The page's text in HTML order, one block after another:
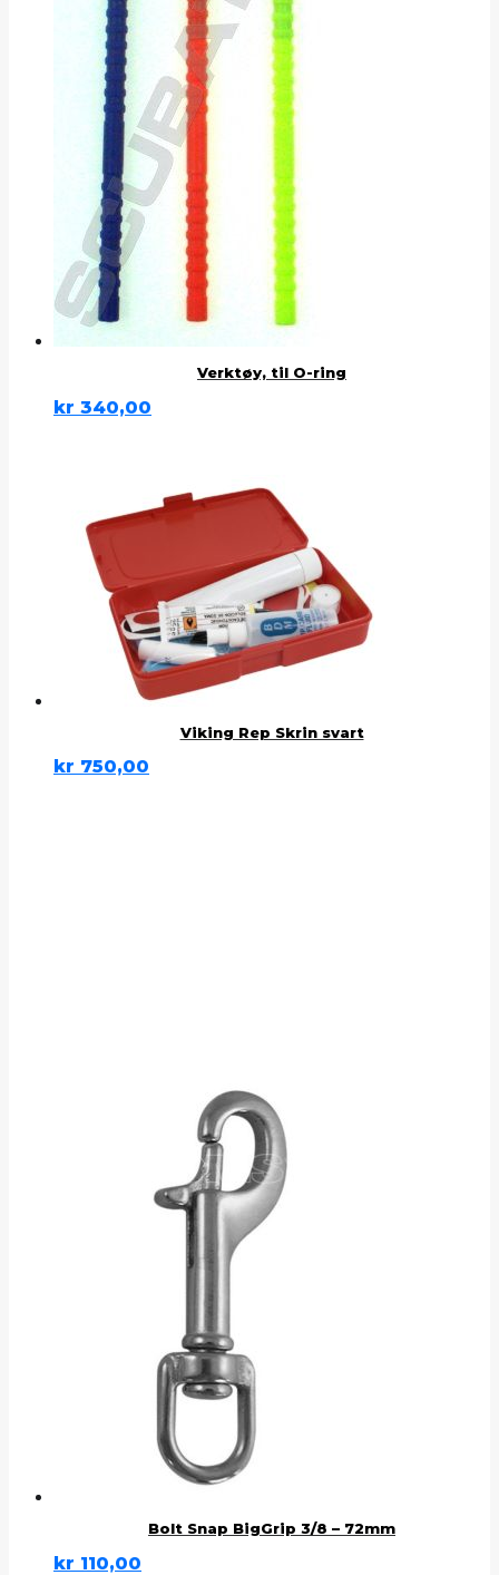
Verktøy, til O-ring
kr 340,00
Viking Rep Skrin svart
kr 750,00
Bolt Snap BigGrip 3/8 – 72mm
kr 110,00